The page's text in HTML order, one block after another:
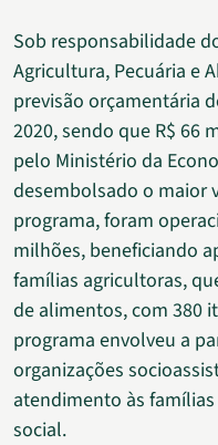
Sob responsabilidade
Agricultura, Pecuária e
previsão orçamentária
2020, sendo que R$ 66
pelo Ministério da
desembolsado o maior
programa, foram
milhões, beneficiando
famílias agricultoras,
de alimentos, com 380
programa envolveu a
organizações
atendimento às
social.